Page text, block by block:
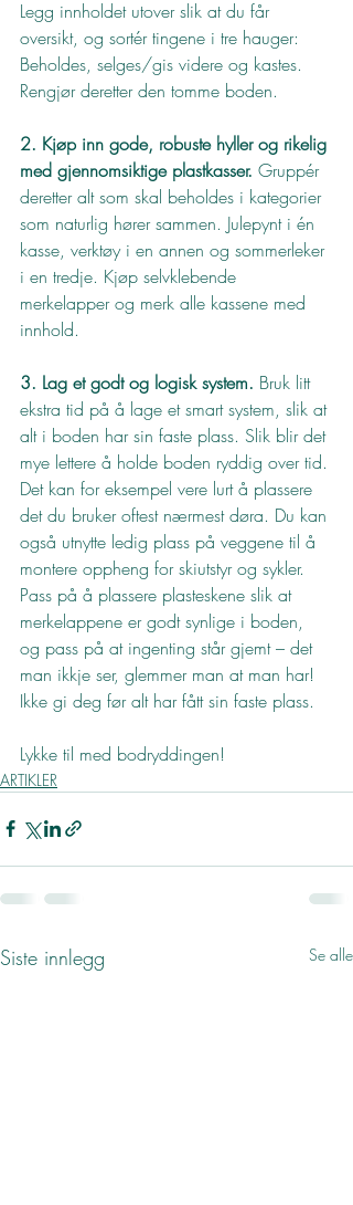
Legg innholdet utover slik at du får
oversikt, og sortér tingene i tre hauger:
Beholdes, selges/gis videre og kastes.
Rengjør deretter den tomme boden.
2. Kjøp inn gode, robuste hyller og rikelig
med gjennomsiktige plastkasser. Gruppér
deretter alt som skal beholdes i kategorier
som naturlig hører sammen. Julepynt i én
kasse, verktøy i en annen og sommerleker
i en tredje. Kjøp selvklebende
merkelapper og merk alle kassene med
innhold.
3. Lag et godt og logisk system. Bruk litt
ekstra tid på å lage et smart system, slik at
alt i boden har sin faste plass. Slik blir det
mye lettere å holde boden ryddig over tid.
Det kan for eksempel vere lurt å plassere
det du bruker oftest nærmest døra. Du kan
også utnytte ledig plass på veggene til å
montere oppheng for skiutstyr og sykler.
Pass på å plassere plasteskene slik at
merkelappene er godt synlige i boden,
og pass på at ingenting står gjemt – det
man ikkje ser, glemmer man at man har!
Ikke gi deg før alt har fått sin faste plass.
Lykke til med bodryddingen!
ARTIKLER
Siste innlegg Se alle